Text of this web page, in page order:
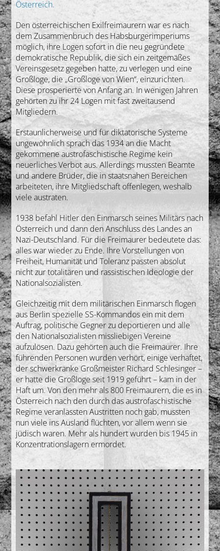
Österreich.
Den österreichischen Exilfreimaurern war es nach
dem Zusammenbruch des Habsburgerimperiums
möglich, ihre Logen sofort in die neu gegründete
demokratische Republik, die sich ein zeitgemäßes
Vereinsgesetz gegeben hatte, zu verlegen und eine
Großloge, die „Großloge von Wien“, einzurichten.
Diese prosperierte von Anfang an. In wenigen Jahren
gehörten zu ihr 24 Logen mit fast zweitausend
Mitgliedern.
Erstaunlicherweise und für diktatorische Systeme
ungewöhnlich sprach das 1934 an die Macht
gekommene austrofaschistische Regime kein
neuerliches Verbot aus. Allerdings mussten Beamte
und andere Brüder, die in staatsnahen Bereichen
arbeiteten, ihre Mitgliedschaft offenlegen, weshalb
viele austraten.
1938 befahl Hitler den Einmarsch seines Militärs nach
Österreich und dann den Anschluss des Landes an
Nazi-Deutschland. Für die Freimaurer bedeutete das:
alles war wieder zu Ende. Ihre Vorstellungen von
Freiheit, Humanität und Toleranz passten absolut
nicht zur totalitären und rassistischen Ideologie der
Nationalsozialisten.
Gleichzeitig mit dem militärischen Einmarsch flogen
aus Berlin spezielle SS-Kommandos ein mit dem
Auftrag, politische Gegner zu deportieren und alle
den Nationalsozialisten missliebigen Vereine
aufzulösen. Dazu gehörten auch die Freimaurer. Ihre
führenden Personen wurden verhört, einige verhaftet,
der schwerkranke Großmeister Richard Schlesinger –
er hatte die Großloge seit 1919 geführt – kam in der
Haft um. Von den mehr als 800 Freimaurern, die es in
Österreich nach den durch das austrofaschistische
Regime veranlassten Austritten noch gab, mussten
nun viele ins Ausland flüchten, vor allem wenn sie
jüdisch waren. Mehr als hundert wurden bis 1945 in
Konzentrationslagern ermordet.